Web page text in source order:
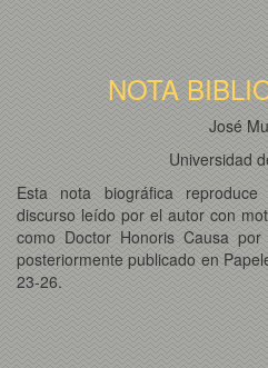
NOTA
José
Universidad
Esta nota biográfica
discurso leído por el autor con
como Doctor Honoris Causa
posteriormente publicado en
23-26.